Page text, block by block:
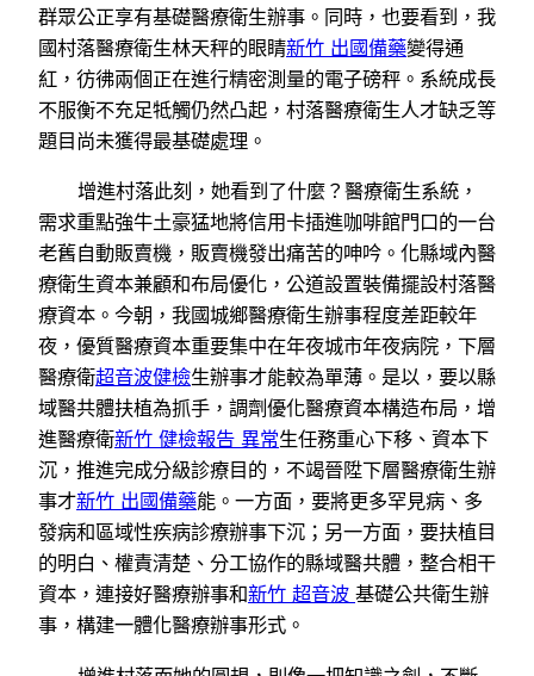
群眾公正享有基礎醫療衛生辦事。同時，也要看到，我
國村落醫療衛生林天秤的眼睛新竹 出國備藥變得通
紅，彷彿兩個正在進行精密測量的電子磅秤。系統成長
不服衡不充足牴觸仍然凸起，村落醫療衛生人才缺乏等
題目尚未獲得最基礎處理。
增進村落此刻，她看到了什麼？醫療衛生系統，
需求重點強牛土豪猛地將信用卡插進咖啡館門口的一台
老舊自動販賣機，販賣機發出痛苦的呻吟。化縣域內醫
療衛生資本兼顧和布局優化，公道設置裝備擺設村落醫
療資本。今朝，我國城鄉醫療衛生辦事程度差距較年
夜，優質醫療資本重要集中在年夜城市年夜病院，下層
醫療衛超音波健檢生辦事才能較為單薄。是以，要以縣
域醫共體扶植為抓手，調劑優化醫療資本構造布局，增
進醫療衛新竹 健檢報告 異常生任務重心下移、資本下
沉，推進完成分級診療目的，不竭晉陞下層醫療衛生辦
事才新竹 出國備藥能。一方面，要將更多罕見病、多
發病和區域性疾病診療辦事下沉；另一方面，要扶植目
的明白、權責清楚、分工協作的縣域醫共體，整合相干
資本，連接好醫療辦事和新竹 超音波 基礎公共衛生辦
事，構建一體化醫療辦事形式。